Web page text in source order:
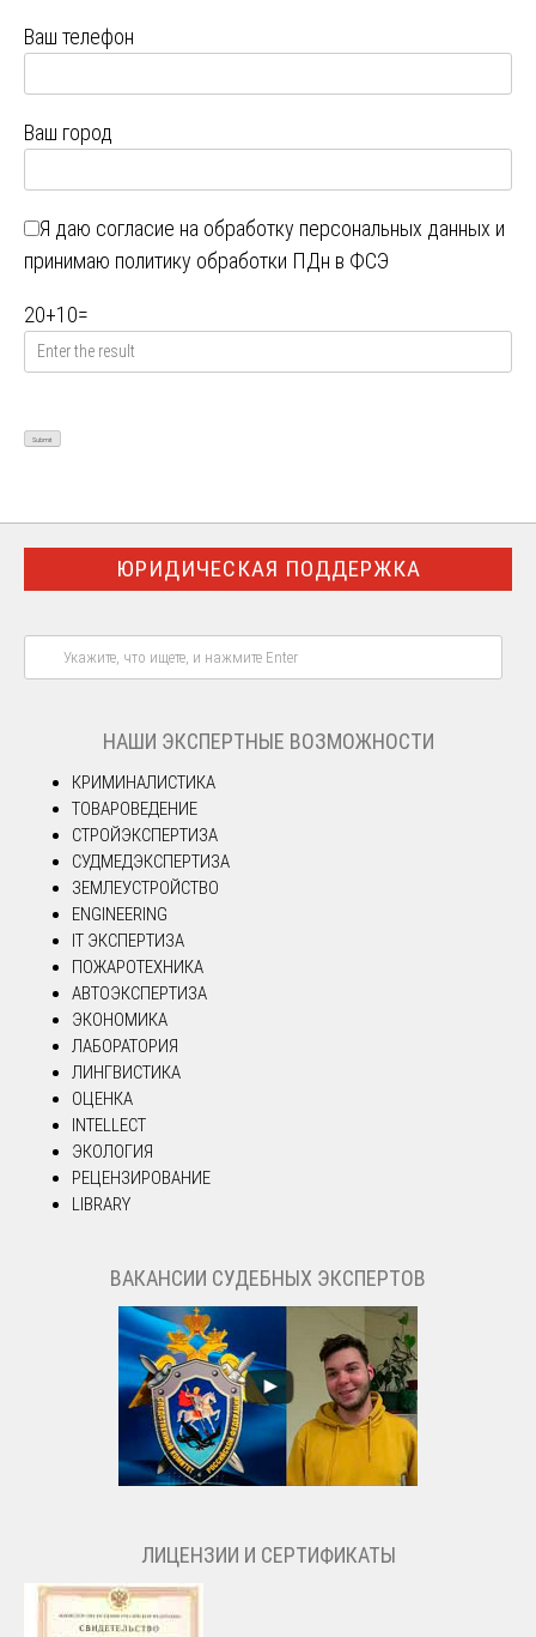
Ваш телефон
Ваш город
Я даю согласие на обработку персональных данных и
принимаю политику обработки ПДн в ФСЭ
20+10=
ЮРИДИЧЕСКАЯ ПОДДЕРЖКА
НАШИ ЭКСПЕРТНЫЕ ВОЗМОЖНОСТИ
КРИМИНАЛИСТИКА
ТОВАРОВЕДЕНИЕ
СТРОЙЭКСПЕРТИЗА
СУДМЕДЭКСПЕРТИЗА
ЗЕМЛЕУСТРОЙСТВО
ENGINEERING
IT ЭКСПЕРТИЗА
ПОЖАРОТЕХНИКА
АВТОЭКСПЕРТИЗА
ЭКОНОМИКА
ЛАБОРАТОРИЯ
ЛИНГВИСТИКА
ОЦЕНКА
INTELLECT
ЭКОЛОГИЯ
РЕЦЕНЗИРОВАНИЕ
LIBRARY
ВАКАНСИИ СУДЕБНЫХ ЭКСПЕРТОВ
ЛИЦЕНЗИИ И СЕРТИФИКАТЫ